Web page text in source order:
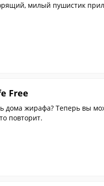
милый пушистик
Free
дома жирафа? Теперь вы
повторит.